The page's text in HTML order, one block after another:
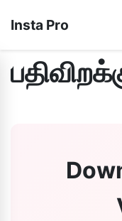
Insta Pro